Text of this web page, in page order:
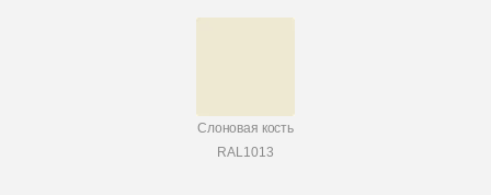
Слоновая кость
RAL1013